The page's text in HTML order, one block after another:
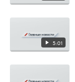
5:01